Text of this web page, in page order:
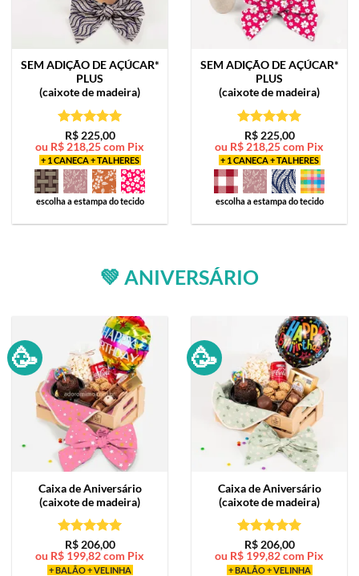
SEM ADIÇÃO DE AÇÚCAR*
PLUS
(caixote de madeira)
Avaliação5
de 5
R$225,00
ou R$ 218,25com Pix
+ 1 CANECA + TALHERES
escolha a estampa do tecido
SEM ADIÇÃO DE AÇÚCAR*
PLUS
(caixote de madeira)
Avaliação5
de 5
R$225,00
ou R$ 218,25com Pix
+ 1 CANECA + TALHERES
escolha a estampa do tecido
💚 ANIVERSÁRIO
🥳
Caixa deAniversário
(caixote de madeira)
Avaliação5
de 5
R$206,00
ou R$ 199,82com Pix
+ BALÃO + VELINHA
🥳
Caixa deAniversário
(caixote de madeira)
Avaliação5
de 5
R$206,00
ou R$ 199,82com Pix
+ BALÃO + VELINHA